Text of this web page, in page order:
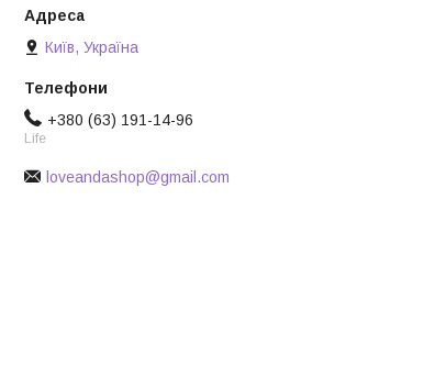
Київ, Україна
+380 (63) 191-14-96
Life
loveandashop@gmail.com